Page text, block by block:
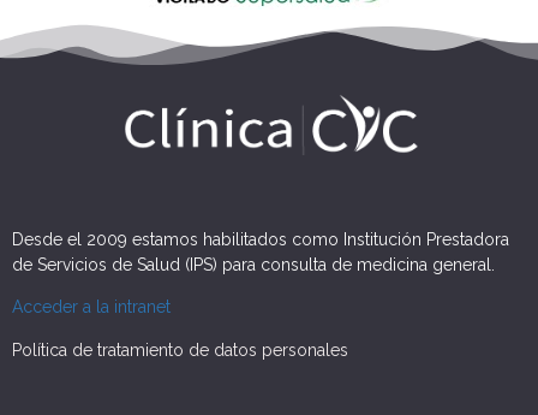
Desde el 2009 estamos habilitados como Institución Prestadora
de Servicios de Salud (IPS) para consulta de medicina general.
Acceder a la intranet
Política de tratamiento de datos personales